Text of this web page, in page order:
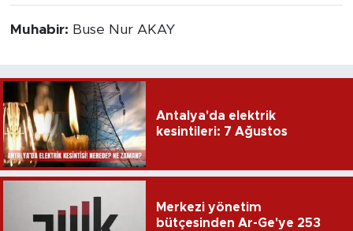
Muhabir: Buse Nur AKAY
Antalya'da elektrik
kesintileri: 7 Ağustos
Merkezi yönetim
bütçesinden Ar-Ge'ye 253